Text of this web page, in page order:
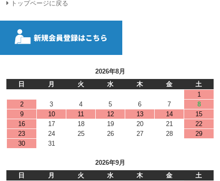
トップページに戻る
2026年8月
日
月 火 水 木 金
土
1
2
3 4 5 6 7
8
9
10 11 12 13 14
15
16
17 18 19 20 21
22
23
24 25 26 27 28
29
30
31
2026年9月
日
月 火 水 木 金
土